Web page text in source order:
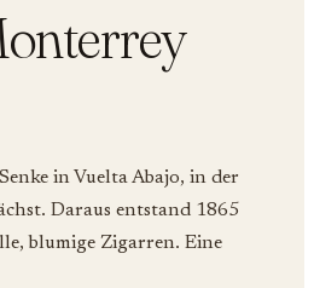
in Vuelta Abajo, in der
Daraus entstand 1865
blumige Zigarren. Eine